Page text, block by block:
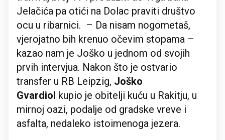
Jelačića pa otići na Dolac praviti društvo
ocu u ribarnici. – Da nisam nogometaš,
vjerojatno bih krenuo očevim stopama –
kazao nam je Joško u jednom od svojih
prvih intervjua. Nakon što je ostvario
transfer u RB Leipzig, Joško
Gvardiol kupio je obitelji kuću u Rakitju, u
mirnoj oazi, podalje od gradske vreve i
asfalta, nedaleko istoimenoga jezera.